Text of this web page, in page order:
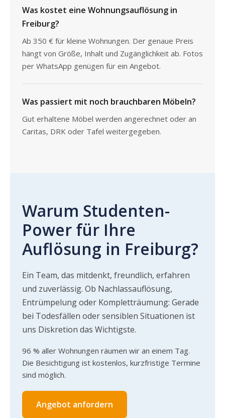
Was kostet eine Wohnungsauflösung in
Freiburg?
Ab 350 € für kleine Wohnungen. Der genaue Preis
hängt von Größe, Inhalt und Zugänglichkeit ab. Fotos
per WhatsApp genügen für ein Angebot.
Was passiert mit noch brauchbaren Möbeln?
Gut erhaltene Möbel werden angerechnet oder an
Caritas, DRK oder Tafel weitergegeben.
Warum Studenten-
Power für Ihre
Auflösung in Freiburg?
Ein Team, das mitdenkt, freundlich, erfahren
und zuverlässig. Ob Nachlassauflösung,
Entrümpelung oder Kompletträumung: Gerade
bei Todesfällen oder sensiblen Situationen ist
uns Diskretion das Wichtigste.
96 % aller Wohnungen räumen wir an einem Tag.
Die Besichtigung ist kostenlos, kurzfristige Termine
sind möglich.
Angebot anfordern